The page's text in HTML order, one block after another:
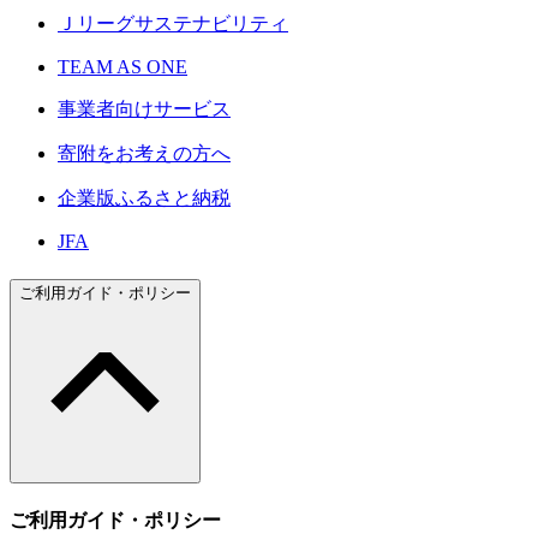
Ｊリーグサステナビリティ
TEAM AS ONE
事業者向けサービス
寄附をお考えの方へ
企業版ふるさと納税
JFA
ご利用ガイド・ポリシー
ご利用ガイド・ポリシー